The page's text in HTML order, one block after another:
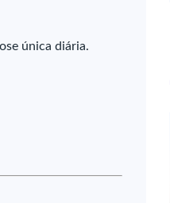
única diária.